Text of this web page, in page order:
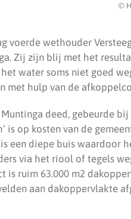
©
voerde wethouder
Zij zijn blij met het
water soms niet goed
met hulp van de
deed, gebeurde
is op kosten van de
een diepe buis waardoor
via het riool of tegels
is ruim 63.000 m2
aan dakoppervlakte